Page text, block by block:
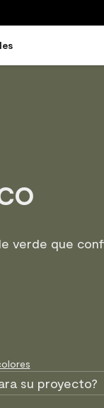
verde que
su proyecto?